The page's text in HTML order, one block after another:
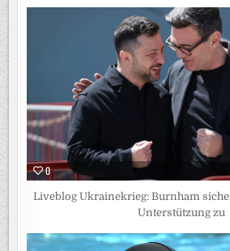
0
Liveblog Ukrainekrieg: Burnham
Unterstützung zu